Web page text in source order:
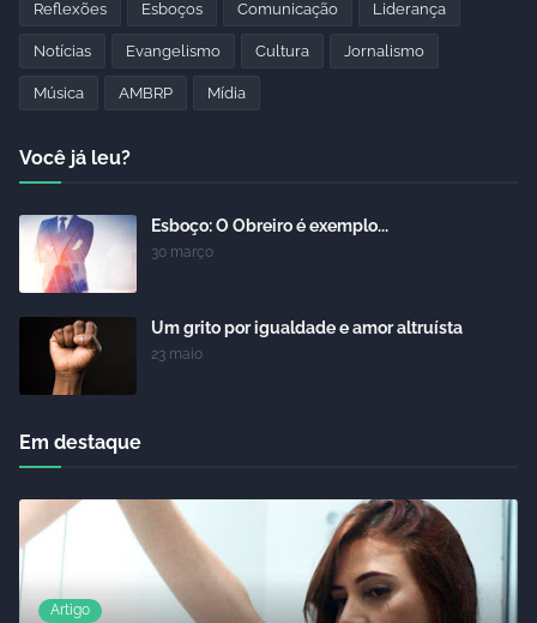
Reflexões Esboços Comunicação Liderança
Notícias Evangelismo Cultura Jornalismo
Música AMBRP Mídia
Você já leu?
Esboço: O Obreiro é exemplo...
30 março
Um grito por igualdade e amor altruísta
23 maio
Em destaque
Artigo